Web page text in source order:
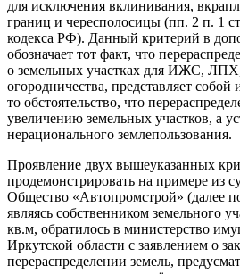
для исключения вклинивания,
границ и чересполосицы (пп. 2 п. 1
кодекса РФ). Данный критерий в
обозначает тот факт, что
о земельных участках для ИЖС, ЛПХ,
огородничества, представляет
то обстоятельство, что
увеличению земельных участков, а
нерационального землепользования.
Проявление двух вышеуказанных
продемонстрировать на примере из
Общество «Автопромстрой» (далее
являясь собственником земельного
кв.м, обратилось в министерство
Иркутской области с заявлением о
перераспределении земель,